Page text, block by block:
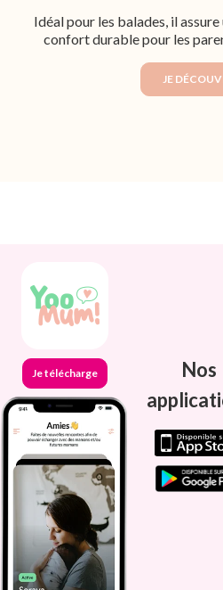
Idéal pour les balades, il
confort durable pour les
JE
Je télécharge
Nos